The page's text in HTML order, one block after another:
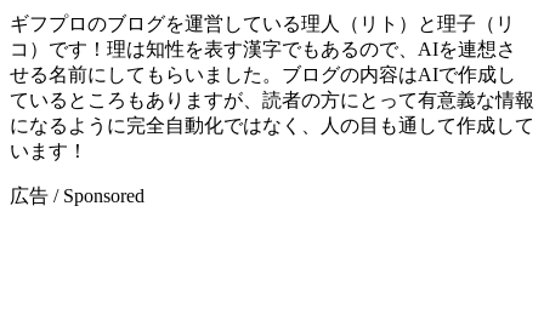
ギフプロのブログを運営している理人（リト）と理子（リ
コ）です！理は知性を表す漢字でもあるので、AIを連想さ
せる名前にしてもらいました。ブログの内容はAIで作成し
ているところもありますが、読者の方にとって有意義な情報
になるように完全自動化ではなく、人の目も通して作成して
います！
広告 / Sponsored